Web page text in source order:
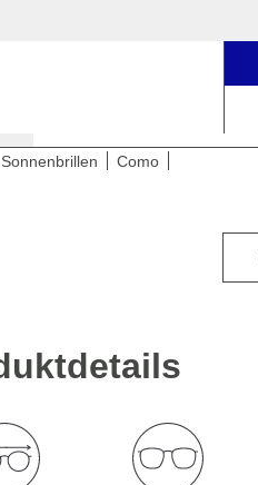
Sonnenbrillen Como
Kopfgrößen